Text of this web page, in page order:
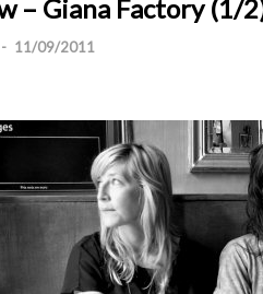
– Giana Factory (1/
- 11/09/2011